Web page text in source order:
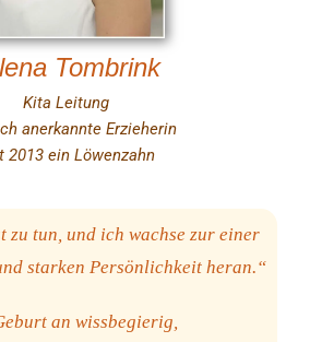
Tombrink
Kita Leitung
anerkannte Erzieherin
2013 ein Löwenzahn
zu tun, und ich wachse zur einer
starken Persönlichkeit heran.“
an wissbegierig,